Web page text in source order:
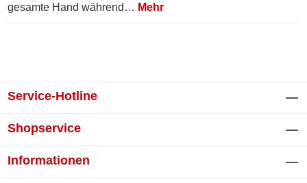
gesamte Hand während… Mehr
Service-Hotline
Shopservice
Informationen